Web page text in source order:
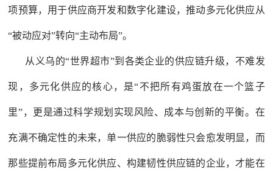
项预算，用于供应商开发和数字化建设，推动多元化供应从
“被动应对”转向“主动布局”。
从义乌的“世界超市”到各类企业的供应链升级，不难发
现，多元化供应的核心，是“不把所有鸡蛋放在一个篮子
里”，更是通过科学规划实现风险、成本与创新的平衡。在
充满不确定性的未来，单一供应的脆弱性只会愈发明显，而
那些提前布局多元化供应、构建韧性供应链的企业，才能在